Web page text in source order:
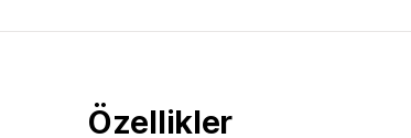
Özellikler